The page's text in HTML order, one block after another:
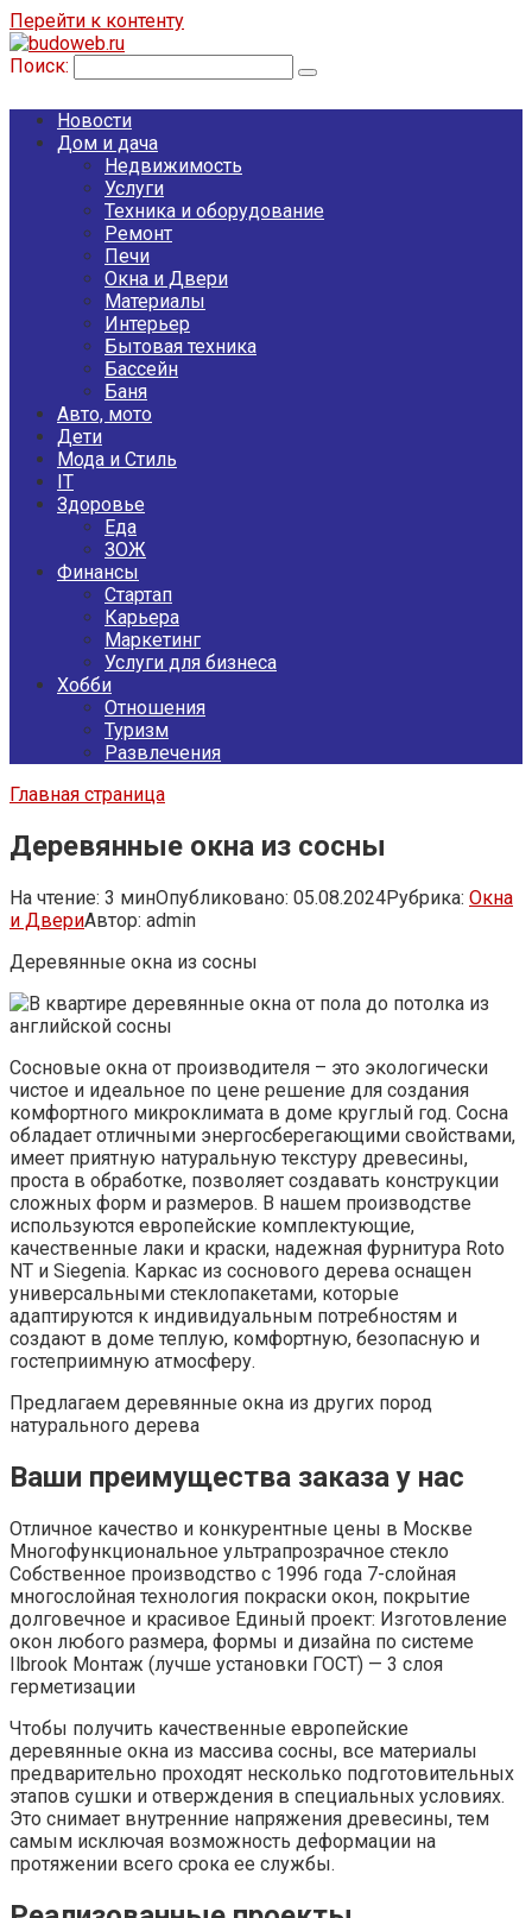
Перейти к контенту
Поиск:
Новости
Дом и дача
Недвижимость
Услуги
Техника и оборудование
Ремонт
Печи
Окна и Двери
Материалы
Интерьер
Бытовая техника
Бассейн
Баня
Авто, мото
Дети
Мода и Стиль
IT
Здоровье
Еда
ЗОЖ
Финансы
Стартап
Карьера
Маркетинг
Услуги для бизнеса
Хобби
Отношения
Туризм
Развлечения
Главная страница
Деревянные окна из сосны
На чтение: 3 минОпубликовано: 05.08.2024Рубрика: Окна
и ДвериАвтор: admin
Деревянные окна из сосны
Сосновые окна от производителя – это экологически
чистое и идеальное по цене решение для создания
комфортного микроклимата в доме круглый год. Сосна
обладает отличными энергосберегающими свойствами,
имеет приятную натуральную текстуру древесины,
проста в обработке, позволяет создавать конструкции
сложных форм и размеров. В нашем производстве
используются европейские комплектующие,
качественные лаки и краски, надежная фурнитура Roto
NT и Siegenia. Каркас из соснового дерева оснащен
универсальными стеклопакетами, которые
адаптируются к индивидуальным потребностям и
создают в доме теплую, комфортную, безопасную и
гостеприимную атмосферу.
Предлагаем деревянные окна из других пород
натурального дерева
Ваши преимущества заказа у нас
Отличное качество и конкурентные цены в Москве
Многофункциональное ультрапрозрачное стекло
Собственное производство с 1996 года 7-слойная
многослойная технология покраски окон, покрытие
долговечное и красивое Единый проект: Изготовление
окон любого размера, формы и дизайна по системе
Ilbrook Монтаж (лучше установки ГОСТ) — 3 слоя
герметизации
Чтобы получить качественные европейские
деревянные окна из массива сосны, все материалы
предварительно проходят несколько подготовительных
этапов сушки и отверждения в специальных условиях.
Это снимает внутренние напряжения древесины, тем
самым исключая возможность деформации на
протяжении всего срока ее службы.